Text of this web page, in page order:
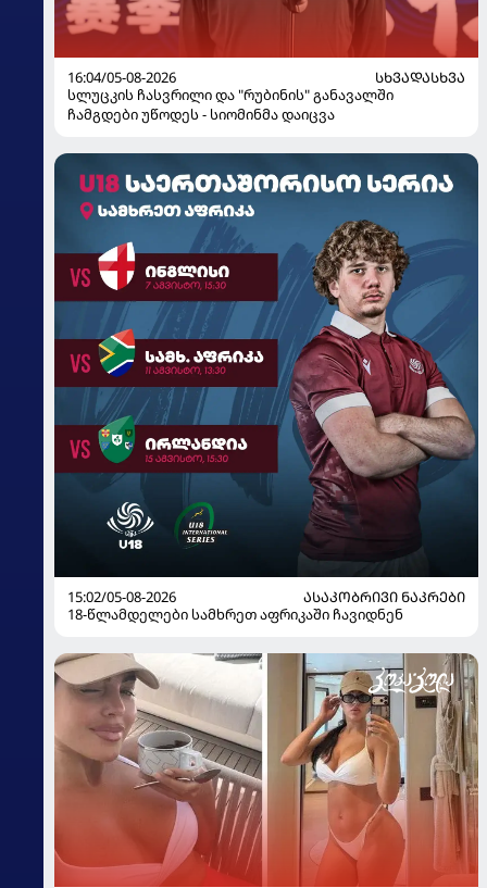
16:04/05-08-2026
ᲡᲮᲕᲐᲓᲐᲡᲮᲕᲐ
სლუცკის ჩასვრილი და "რუბინის" განავალში
ჩამგდები უწოდეს - სიომინმა დაიცვა
15:02/05-08-2026
ᲐᲡᲐᲙᲝᲑᲠᲘᲕᲘ ᲜᲐᲙᲠᲔᲑᲘ
18-წლამდელები სამხრეთ აფრიკაში ჩავიდნენ